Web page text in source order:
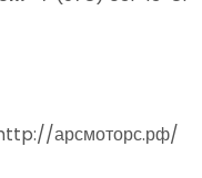
арсмоторс.рф/